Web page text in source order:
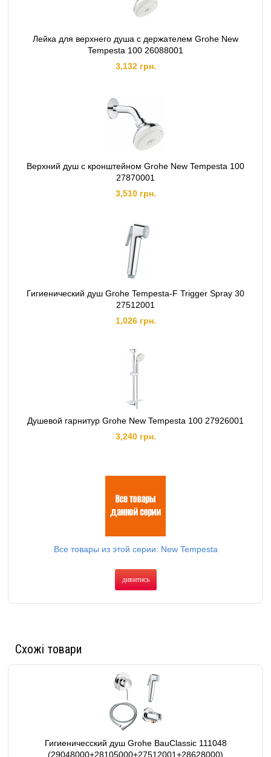
Лейка для верхнего душа с держателем Grohe New
Tempesta 100 26088001
3,132 грн.
Верхний душ с кронштейном Grohe New Tempesta 100
27870001
3,510 грн.
Гигиенический душ Grohe Tempesta-F Trigger Spray 30
27512001
1,026 грн.
Душевой гарнитур Grohe New Tempesta 100 27926001
3,240 грн.
Все товары из этой серии: New Tempesta
дивитись
Схожі товари
Гигиеничесский душ Grohe BauClassic 111048
(29048000+28105000+27512001+28628000)